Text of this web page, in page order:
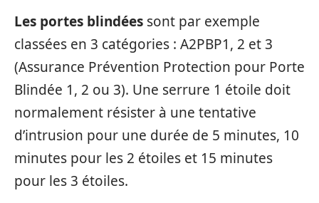
Les portes blindées sont par exemple
classées en 3 catégories : A2PBP1, 2 et 3
(Assurance Prévention Protection pour Porte
Blindée 1, 2 ou 3). Une serrure 1 étoile doit
normalement résister à une tentative
d’intrusion pour une durée de 5 minutes, 10
minutes pour les 2 étoiles et 15 minutes
pour les 3 étoiles.